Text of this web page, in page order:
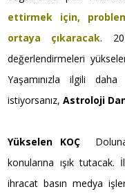
ettirmek için,
ortaya çıkaracak. 20
değerlendirmeleri
Yaşamınızla ilgili
istiyorsanız,Astroloji
Yükselen KOÇ
konularına ışık
ihracat basın medya